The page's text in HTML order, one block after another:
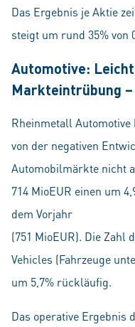
Das Ergebnis je Aktie
steigt um rund 35% von
Automotive:
Markteintrübung
Rheinmetall
von der negativen
Automobilmärkte nicht
714 MioEUR einen um
dem Vorjahr
(751 MioEUR). Die
Vehicles (Fahrzeuge
um 5,7% rückläufig.
Das operative Ergebnis